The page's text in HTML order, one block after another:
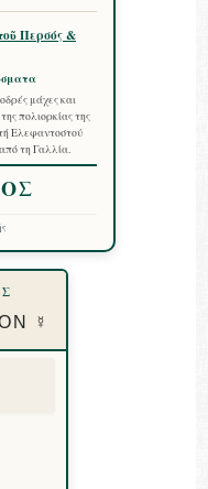
Περσός &
μάχες και
πολιορκίας της
Ελεφαντοστού
τη Γαλλία.
☿